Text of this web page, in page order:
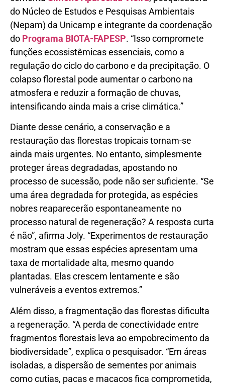
do Núcleo de Estudos e Pesquisas Ambientais
(Nepam) da Unicamp e integrante da coordenação
do Programa BIOTA-FAPESP. “Isso compromete
funções ecossistêmicas essenciais, como a
regulação do ciclo do carbono e da precipitação. O
colapso florestal pode aumentar o carbono na
atmosfera e reduzir a formação de chuvas,
intensificando ainda mais a crise climática.”
Diante desse cenário, a conservação e a
restauração das florestas tropicais tornam-se
ainda mais urgentes. No entanto, simplesmente
proteger áreas degradadas, apostando no
processo de sucessão, pode não ser suficiente. “Se
uma área degradada for protegida, as espécies
nobres reaparecerão espontaneamente no
processo natural de regeneração? A resposta curta
é não”, afirma Joly. “Experimentos de restauração
mostram que essas espécies apresentam uma
taxa de mortalidade alta, mesmo quando
plantadas. Elas crescem lentamente e são
vulneráveis a eventos extremos.”
Além disso, a fragmentação das florestas dificulta
a regeneração. “A perda de conectividade entre
fragmentos florestais leva ao empobrecimento da
biodiversidade”, explica o pesquisador. “Em áreas
isoladas, a dispersão de sementes por animais
como cutias, pacas e macacos fica comprometida,